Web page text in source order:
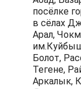
посёлке
в сёлах
Арал,
Болот,
Тегене,
Аркалык,